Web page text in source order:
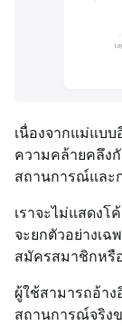
เนื่องจากแม่แบ
ความคล้ายคลึง
สถานการณ์และ
เราจะไม่แสดง
จะยกตัวอย่างเ
สมัครสมาชิกหรื
ผู้ใช้สามารถอ้า
สถานการณ์จริง